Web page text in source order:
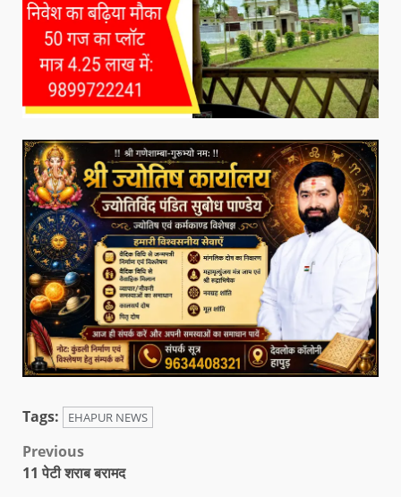
Tags: EHAPUR NEWS
Previous
11 पेटी शराब बरामद